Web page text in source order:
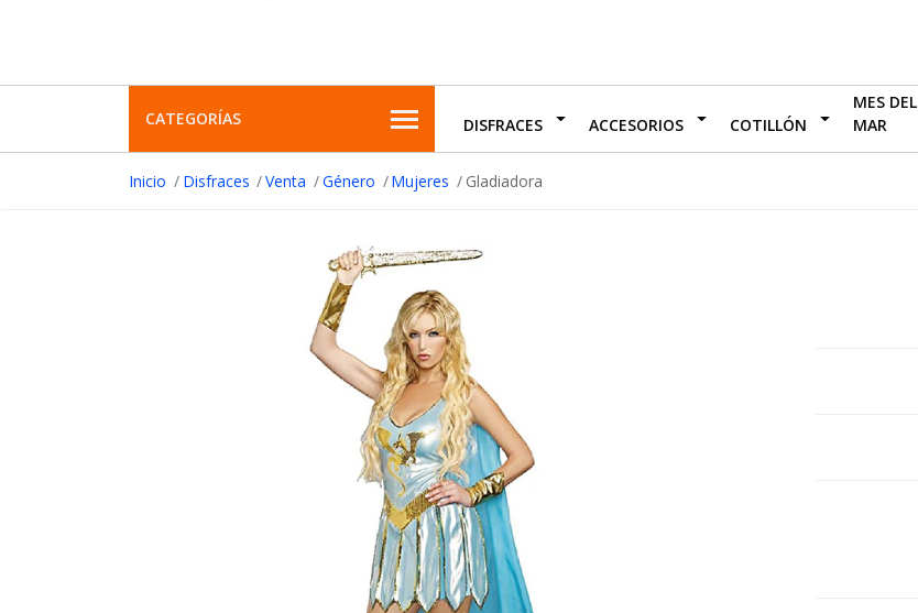
CATEGORÍAS DISFRACES ACCESORIOS COTILLÓN
MES DEL
MAR
Inicio Disfraces Venta Género Mujeres Gladiadora